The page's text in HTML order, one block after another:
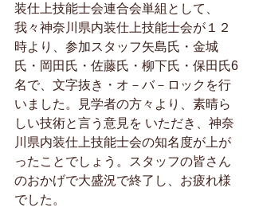
装仕上技能士会連合会単組として、
我々神奈川県内装仕上技能士会が１２
時より、参加スタッフ矢島氏・金城
氏・岡田氏・佐藤氏・柳下氏・保田氏6
名で、文字抜き・オ－バ－ロックを行
いました。見学者の方々より、素晴ら
しい技術と言う意見を いただき、神奈
川県内装仕上技能士会の知名度が上が
ったことでしょう。スタッフの皆さん
のおかげで大盛況で終了し、お疲れ様
でした。